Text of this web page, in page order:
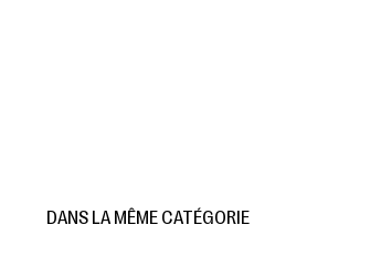
DANS LA MÊME CATÉGORIE